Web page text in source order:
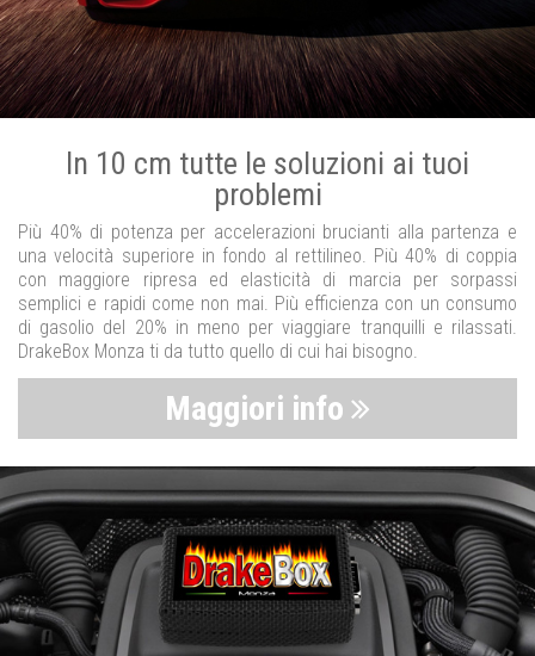
In 10 cm tutte le soluzioni ai tuoi
problemi
Più 40% di potenza per accelerazioni brucianti alla partenza e
una velocità superiore in fondo al rettilineo. Più 40% di coppia
con maggiore ripresa ed elasticità di marcia per sorpassi
semplici e rapidi come non mai. Più efficienza con un consumo
di gasolio del 20% in meno per viaggiare tranquilli e rilassati.
DrakeBox Monza ti da tutto quello di cui hai bisogno.
Maggiori info